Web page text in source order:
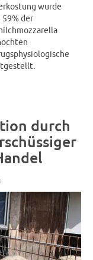
wurde
59% der
durch